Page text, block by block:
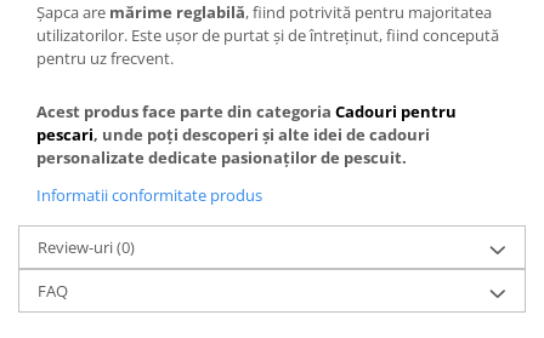
Șapca are mărime reglabilă, fiind potrivită pentru majoritatea
utilizatorilor. Este ușor de purtat și de întreținut, fiind concepută
pentru uz frecvent.
Acest produs face parte din categoria Cadouri pentru
pescari, unde poți descoperi și alte idei de cadouri
personalizate dedicate pasionaților de pescuit.
Informatii conformitate produs
Review-uri(0)
FAQ